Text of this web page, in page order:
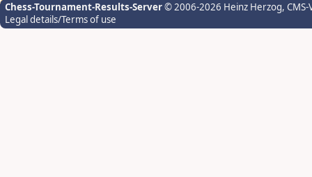
Chess-Tournament-Results-Server© 2006-2026 Heinz Herzog,
Legal details/Terms of use